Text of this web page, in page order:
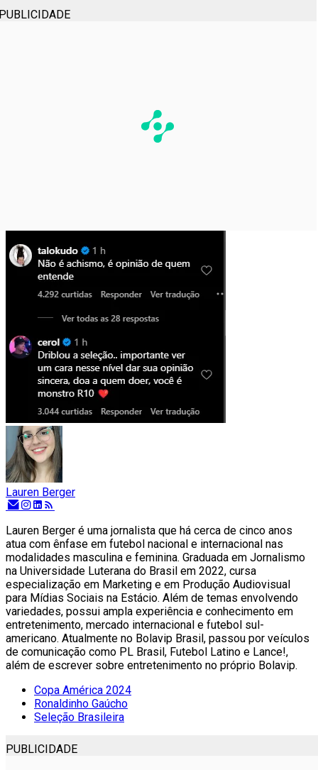
Lauren Berger
Lauren Berger é uma jornalista que há cerca de cinco anos
atua com ênfase em futebol nacional e internacional nas
modalidades masculina e feminina. Graduada em Jornalismo
na Universidade Luterana do Brasil em 2022, cursa
especialização em Marketing e em Produção Audiovisual
para Mídias Sociais na Estácio. Além de temas envolvendo
variedades, possui ampla experiência e conhecimento em
entretenimento, mercado internacional e futebol sul-
americano. Atualmente no Bolavip Brasil, passou por veículos
de comunicação como PL Brasil, Futebol Latino e Lance!,
além de escrever sobre entretenimento no próprio Bolavip.
Copa América 2024
Ronaldinho Gaúcho
Seleção Brasileira
PUBLICIDADE